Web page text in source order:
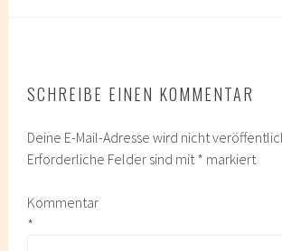
SCHREIBE EINEN KOMMENTAR
Deine E-Mail-Adresse wird nicht
Erforderliche Felder sind mit * markiert
Kommentar
*